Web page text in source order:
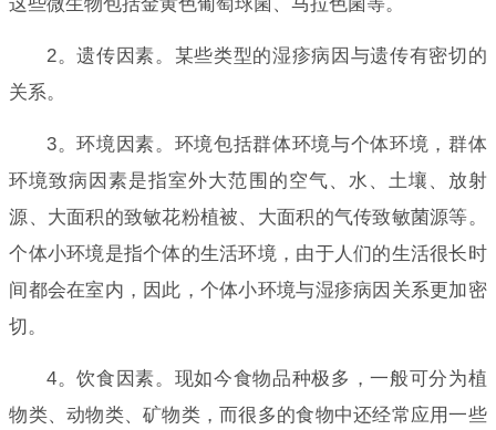
2。遗传因素。某些类型的湿疹病因与遗传有密切的
关系。
3。环境因素。环境包括群体环境与个体环境，群体
环境致病因素是指室外大范围的空气、水、土壤、放射
源、大面积的致敏花粉植被、大面积的气传致敏菌源等。
个体小环境是指个体的生活环境，由于人们的生活很长时
间都会在室内，因此，个体小环境与湿疹病因关系更加密
切。
4。饮食因素。现如今食物品种极多，一般可分为植
物类、动物类、矿物类，而很多的食物中还经常应用一些